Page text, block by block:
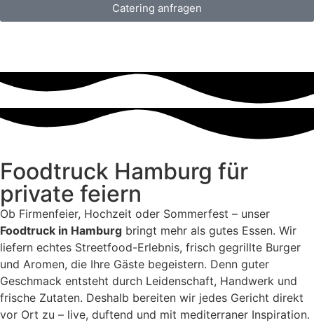
Catering anfragen
Foodtruck Hamburg für
private feiern
Ob Firmenfeier, Hochzeit oder Sommerfest – unser
Foodtruck in Hamburg bringt mehr als gutes Essen. Wir
liefern echtes Streetfood-Erlebnis, frisch gegrillte Burger
und Aromen, die Ihre Gäste begeistern. Denn guter
Geschmack entsteht durch Leidenschaft, Handwerk und
frische Zutaten. Deshalb bereiten wir jedes Gericht direkt
vor Ort zu – live, duftend und mit mediterraner Inspiration.